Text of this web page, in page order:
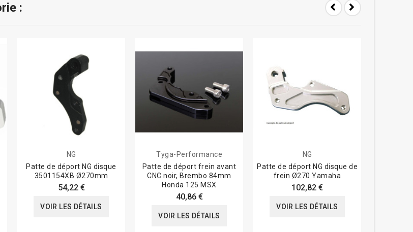
:
NG
Patte de déport NG disque
3501154XB Ø270mm
54,22 €
VOIR LES DÉTAILS
Tyga-Performance
Patte de déport frein avant
CNC noir, Brembo 84mm
Honda 125 MSX
40,86 €
VOIR LES DÉTAILS
NG
Patte de déport NG disque de
frein Ø270 Yamaha
102,82 €
VOIR LES DÉTAILS